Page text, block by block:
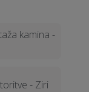
kamina -
- Ziri